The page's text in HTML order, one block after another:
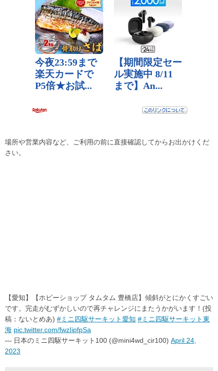
場所や営業内容など、ご利用の前に直接確認してからお出かけくだ
さい。
【愛知】【ホビーショップ タムタム 豊橋店】傾斜がとにかくすごい
です。完走がむずかしいので再チャレンジにまたうかがいます！(投
稿：ないとめあ) #ミニ四駆サーキット愛知 #ミニ四駆サーキット東
海 pic.twitter.com/fwzIipfpSa
— 日本のミニ四駆サーキット100 (@mini4wd_cir100) April 24,
2023